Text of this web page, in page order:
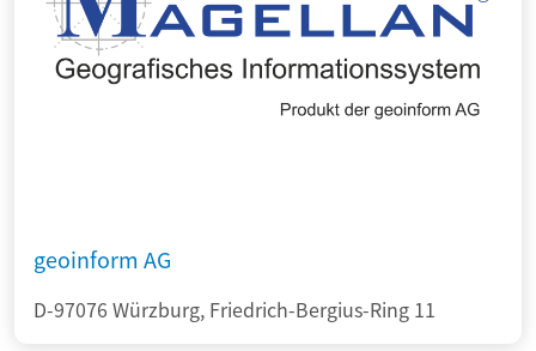
geoinform AG
D-97076 Würzburg, Friedrich-Bergius-Ring 11